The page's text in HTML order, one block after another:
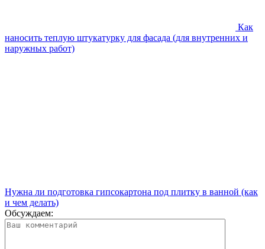
Как
наносить теплую штукатурку для фасада (для внутренних и
наружных работ)
Нужна ли подготовка гипсокартона под плитку в ванной (как
и чем делать)
Обсуждаем: